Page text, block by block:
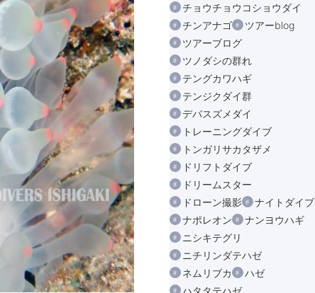
チョウチョウコショウダイ
チンアナゴ
ツアーblog
ツアーブログ
ツノダシの群れ
テングカワハギ
テンジクダイ群
デバスズメダイ
トレーニングダイブ
トンガリサカタザメ
ドリフトダイブ
ドリームスター
ドローン撮影
ナイトダイブ
ナポレオン
ナンヨウハギ
ニシキテグリ
ニチリンダテハゼ
ネムリブカ
ハゼ
ハタタテハゼ